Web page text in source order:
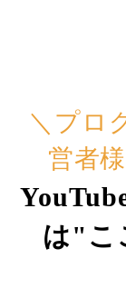
＼プロ
営者
は"こ